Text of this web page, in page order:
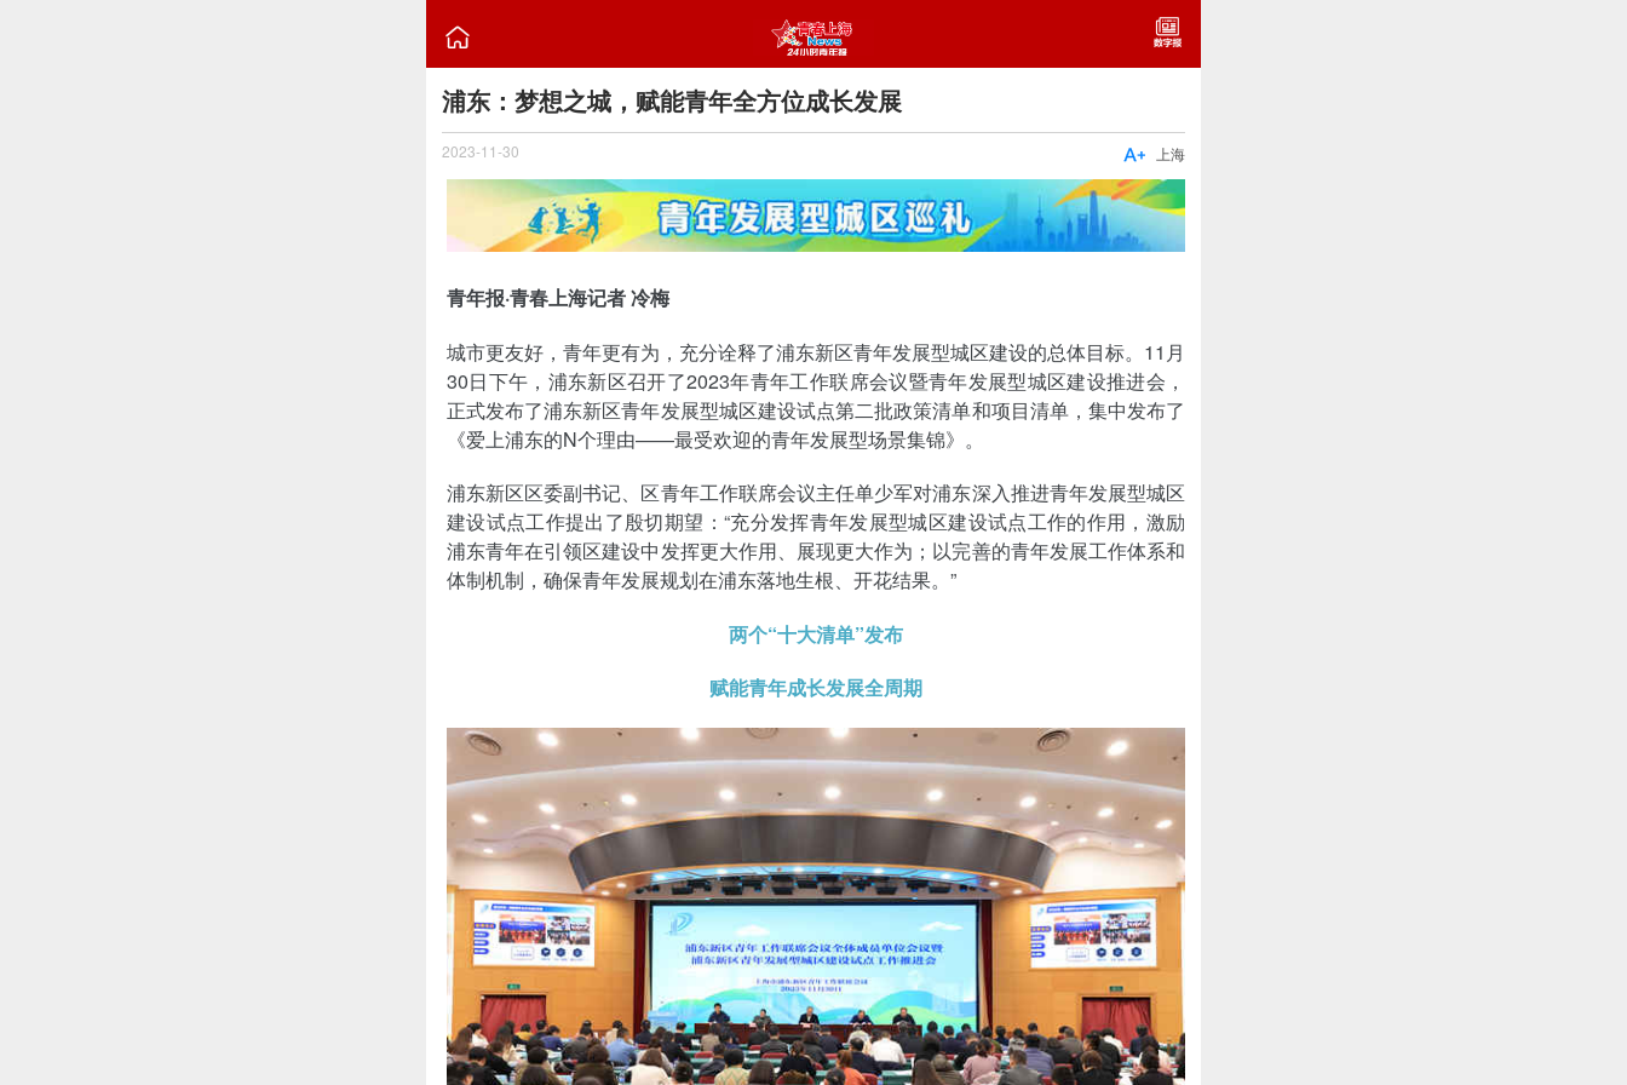

浦东：梦想之城，赋能青年全方位成长发展
2023-11-30 上海

青年报·青春上海记者 冷梅
城市更友好，青年更有为，充分诠释了浦东新区青年发展型城区建设的总体目标。11月
30日下午，浦东新区召开了2023年青年工作联席会议暨青年发展型城区建设推进会，
正式发布了浦东新区青年发展型城区建设试点第二批政策清单和项目清单，集中发布了
《爱上浦东的N个理由——最受欢迎的青年发展型场景集锦》。
浦东新区区委副书记、区青年工作联席会议主任单少军对浦东深入推进青年发展型城区
建设试点工作提出了殷切期望：“充分发挥青年发展型城区建设试点工作的作用，激励
浦东青年在引领区建设中发挥更大作用、展现更大作为；以完善的青年发展工作体系和
体制机制，确保青年发展规划在浦东落地生根、开花结果。”
两个“十大清单”发布
赋能青年成长发展全周期